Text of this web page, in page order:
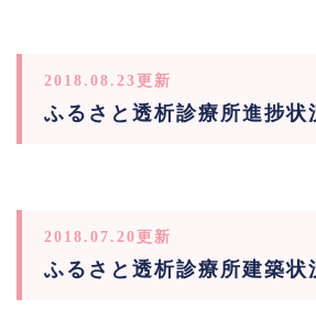
2018.08.23更新
ふるさと透析診療所進捗状
2018.07.20更新
ふるさと透析診療所建築状